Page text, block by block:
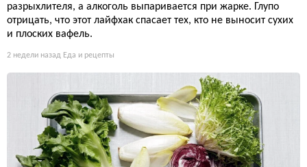
разрыхлителя, а алкоголь выпаривается при жарке. Глупо
отрицать, что этот лайфхак спасает тех, кто не выносит сухих
и плоских вафель.
2 недели назад Еда и рецепты